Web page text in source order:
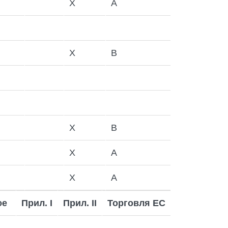
X A
X B
X B
X A
X A
Прил. I Прил. II Торговля ЕС